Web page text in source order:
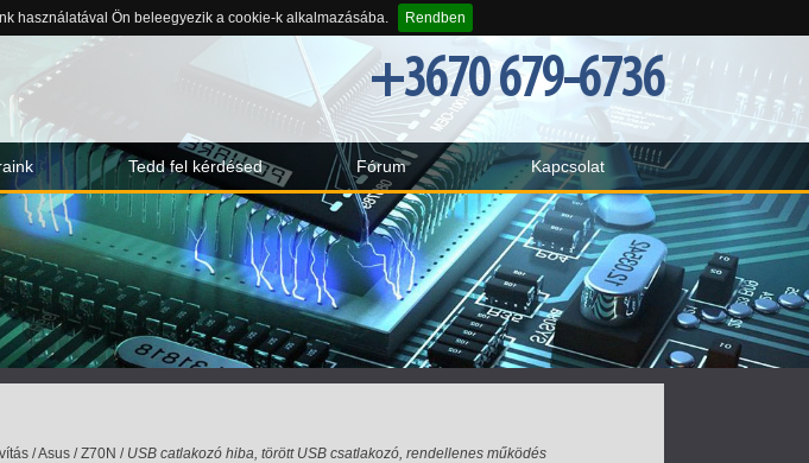
használatával Ön beleegyezik a cookie-k alkalmazásába. Rendben
+3670 679-6736
Tedd fel kérdésed Fórum Kapcsolat
/Asus/Z70N / USB catlakozó hiba, törött USB csatlakozó, rendellenes működés